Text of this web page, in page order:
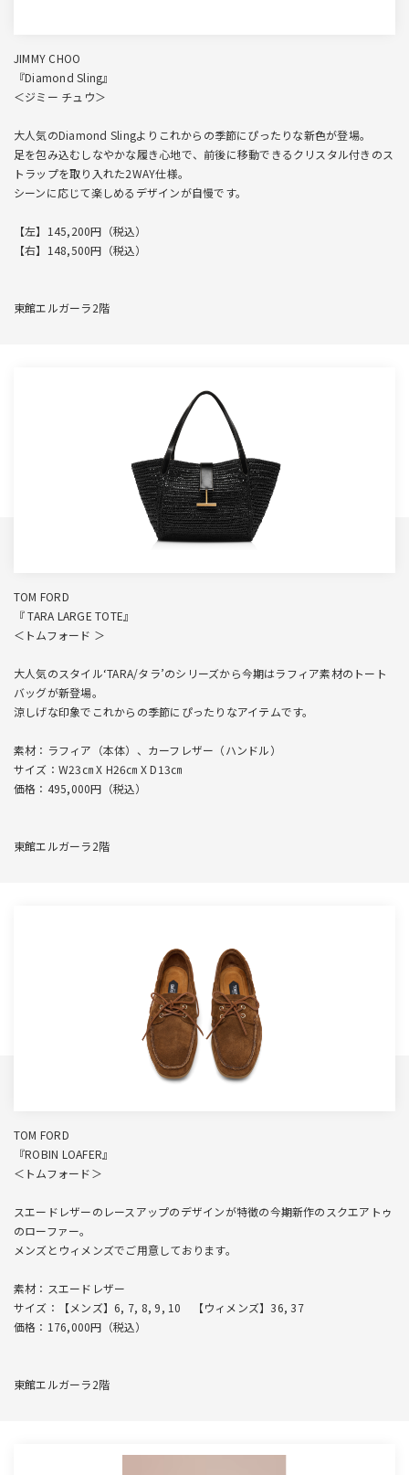
JIMMY CHOO
『Diamond Sling』
＜ジミー チュウ＞
大人気のDiamond Slingよりこれからの季節にぴったりな新色が登場。
足を包み込むしなやかな履き心地で、前後に移動できるクリスタル付きのス
トラップを取り入れた2WAY仕様。
シーンに応じて楽しめるデザインが自慢です。
【左】145,200円（税込）
【右】148,500円（税込）
東館エルガーラ2階
TOM FORD
『 TARA LARGE TOTE』
＜トムフォード ＞
大人気のスタイル‘TARA/タラ’のシリーズから今期はラフィア素材のトート
バッグが新登場。
涼しげな印象でこれからの季節にぴったりなアイテムです。
素材：ラフィア（本体）、カーフレザー（ハンドル）
サイズ：W23㎝ X H26㎝ X D13㎝
価格：495,000円（税込）
東館エルガーラ2階
TOM FORD
『ROBIN LOAFER』
＜トムフォード＞
スエードレザーのレースアップのデザインが特徴の今期新作のスクエアトゥ
のローファー。
メンズとウィメンズでご用意しております。
素材：スエードレザー
サイズ：【メンズ】6, 7, 8, 9, 10 【ウィメンズ】36, 37
価格：176,000円（税込）
東館エルガーラ2階